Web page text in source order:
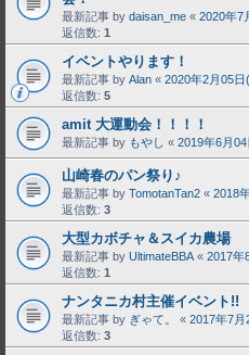
最新記事 by daisan_me « 2020年7
返信数: 1
イベントやります！
最新記事 by Alan « 2020年2月05日
返信数: 5
amit 大運動会！！！！
最新記事 by もやし « 2019年6月
山崎春のパン祭り♪
最新記事 by TomotanTan2 « 2018
返信数: 3
大型カボチャ＆スイカ農場
最新記事 by UltimateBBA « 2017年
返信数: 1
ナンタニカ村主催イベント
最新記事 by ぎゃて。 « 2017年7月
返信数: 3